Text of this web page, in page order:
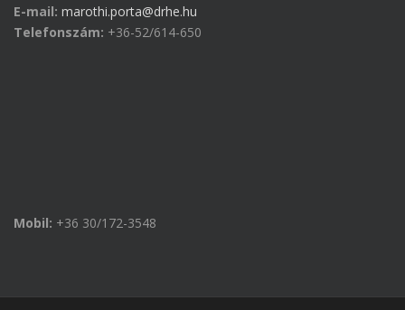
E-mail: marothi.porta@drhe.hu
Telefonszám: +36-52/614-650
Mobil: +36 30/172-3548